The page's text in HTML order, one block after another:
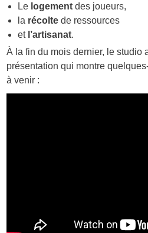
Le logement des joueurs,
la récolte de ressources
et l’artisanat.
À la fin du mois dernier, le studio
présentation qui montre
à venir :